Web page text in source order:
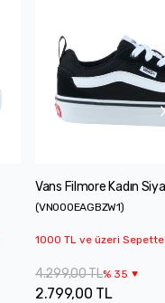
Vans Filmore Kadın
(VN000EAGBZW1)
1000 TL ve üzeri
4.299,00 TL% 35
2.799,00 TL